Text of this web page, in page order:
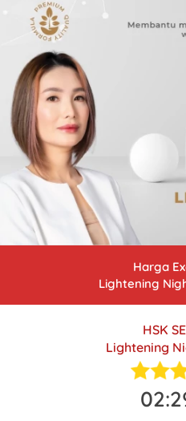
Harga
Lightening
HSK
Lightening
02: